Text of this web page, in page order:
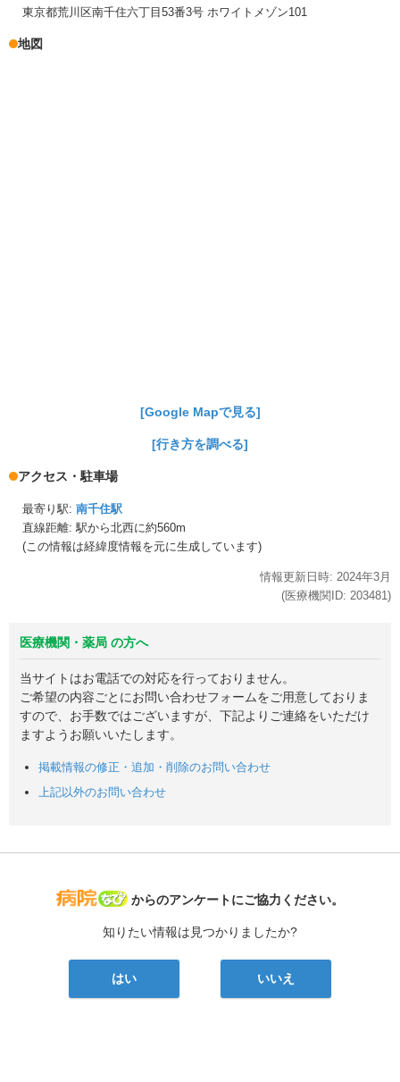
東京都荒川区南千住六丁目53番3号 ホワイトメゾン101
地図
[Google Mapで見る]
[行き方を調べる]
アクセス・駐車場
最寄り駅: 南千住駅
直線距離: 駅から北西に約560m
(この情報は経緯度情報を元に生成しています)
情報更新日時: 2024年3月
(医療機関ID: 203481)
医療機関・薬局 の方へ
当サイトはお電話での対応を行っておりません。
ご希望の内容ごとにお問い合わせフォームをご用意しておりま
すので、お手数ではございますが、下記よりご連絡をいただけ
ますようお願いいたします。
掲載情報の修正・追加・削除のお問い合わせ
上記以外のお問い合わせ
病院なび
からのアンケートにご協力ください。
知りたい情報は見つかりましたか?
はい いいえ